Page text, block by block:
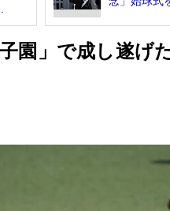
園」で成し遂